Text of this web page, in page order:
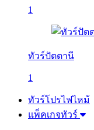
1
ทัวร์ปัตตานี
1
ทัวร์โปรไฟไหม้
แพ็คเกจทัวร์